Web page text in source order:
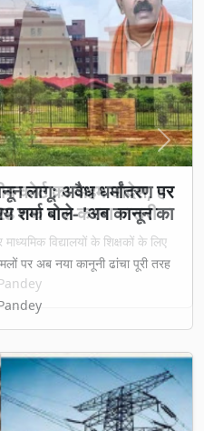
लागू: अवैध धर्मांतरण पर
शर्मा बोले- 'अब कानून का
पर अब नया कानूनी ढांचा पूरी तरह
Next